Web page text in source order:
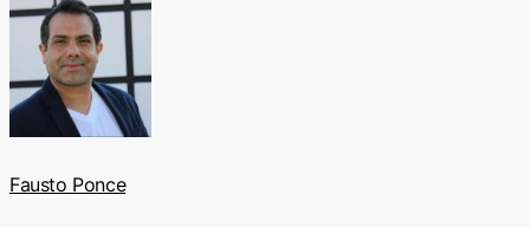
Fausto Ponce